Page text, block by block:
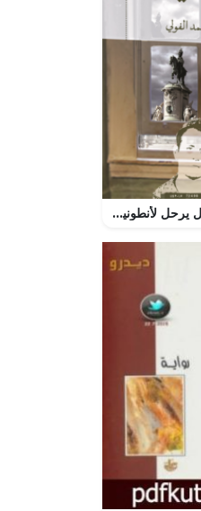
تحميل كتاب كظل يرحل لأنطونيو مونيوز مولينا بصيغة PDF مجانا